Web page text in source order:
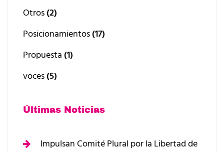
Otros(2)
Posicionamientos(17)
Propuesta (1)
voces(5)
Últimas Noticias
Impulsan Comité Plural por la Libertad de